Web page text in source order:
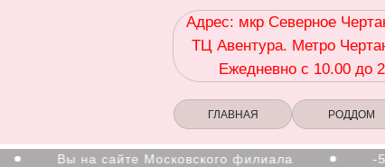
Адрес: мкр Северное
ТЦ Авентура. Метро
Ежедневно с 10.00 до
ГЛАВНАЯ РОДДОМ
Вы на сайте Московского филиала -5% на